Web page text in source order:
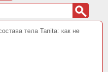
тела Tanita: как не